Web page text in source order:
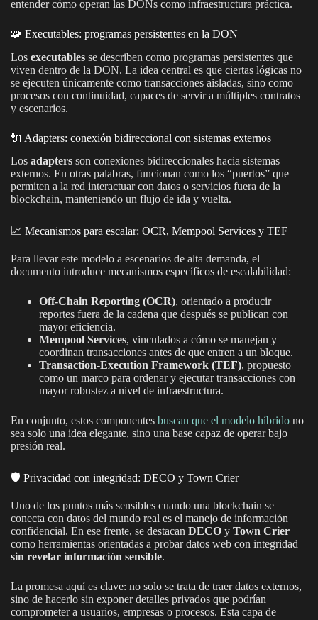
entender cómo operan las DONs como infraestructura práctica.
🧩 Executables: programas persistentes en la DON
Los executables se describen como programas persistentes que
viven dentro de la DON. La idea central es que ciertas lógicas no
se ejecuten únicamente como transacciones aisladas, sino como
procesos con continuidad, capaces de servir a múltiples contratos
y escenarios.
🔌 Adapters: conexión bidireccional con sistemas externos
Los adapters son conexiones bidireccionales hacia sistemas
externos. En otras palabras, funcionan como los “puertos” que
permiten a la red interactuar con datos o servicios fuera de la
blockchain, manteniendo un flujo de ida y vuelta.
📈 Mecanismos para escalar: OCR, Mempool Services y TEF
Para llevar este modelo a escenarios de alta demanda, el
documento introduce mecanismos específicos de escalabilidad:
Off-Chain Reporting (OCR), orientado a producir
reportes fuera de la cadena que después se publican con
mayor eficiencia.
Mempool Services, vinculados a cómo se manejan y
coordinan transacciones antes de que entren a un bloque.
Transaction-Execution Framework (TEF), propuesto
como un marco para ordenar y ejecutar transacciones con
mayor robustez a nivel de infraestructura.
En conjunto, estos componentes buscan que el modelo híbrido no
sea solo una idea elegante, sino una base capaz de operar bajo
presión real.
🛡️ Privacidad con integridad: DECO y Town Crier
Uno de los puntos más sensibles cuando una blockchain se
conecta con datos del mundo real es el manejo de información
confidencial. En ese frente, se destacan DECO y Town Crier
como herramientas orientadas a probar datos web con integridad
sin revelar información sensible.
La promesa aquí es clave: no solo se trata de traer datos externos,
sino de hacerlo sin exponer detalles privados que podrían
comprometer a usuarios, empresas o procesos. Esta capa de